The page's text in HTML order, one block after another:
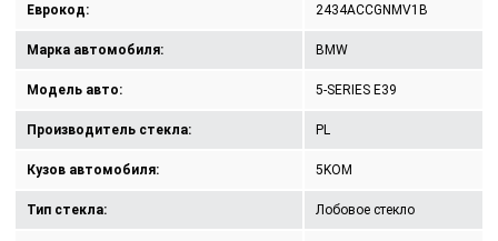
Еврокод: 2434ACCGNMV1B
Марка автомобиля: BMW
Модель авто: 5-SERIES E39
Производитель стекла: PL
Кузов автомобиля: 5KOM
Тип стекла: Лобовое стекло